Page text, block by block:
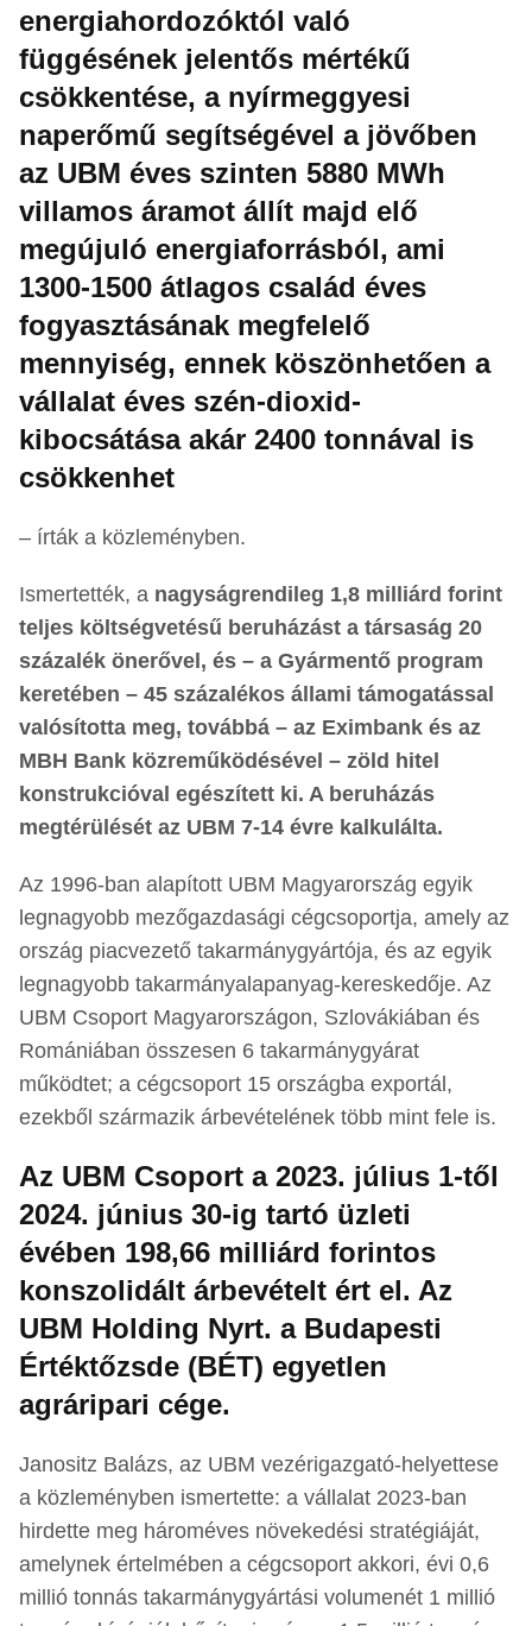
energiahordozóktól való
függésének jelentős mértékű
csökkentése, a nyírmeggyesi
naperőmű segítségével a jövőben
az UBM éves szinten 5880 MWh
villamos áramot állít majd elő
megújuló energiaforrásból, ami
1300-1500 átlagos család éves
fogyasztásának megfelelő
mennyiség, ennek köszönhetően a
vállalat éves szén-dioxid-
kibocsátása akár 2400 tonnával is
csökkenhet
– írták a közleményben.
Ismertették, a nagyságrendileg 1,8 milliárd forint
teljes költségvetésű beruházást a társaság 20
százalék önerővel, és – a Gyármentő program
keretében – 45 százalékos állami támogatással
valósította meg, továbbá – az Eximbank és az
MBH Bank közreműködésével – zöld hitel
konstrukcióval egészített ki. A beruházás
megtérülését az UBM 7-14 évre kalkulálta.
Az 1996-ban alapított UBM Magyarország egyik
legnagyobb mezőgazdasági cégcsoportja, amely az
ország piacvezető takarmánygyártója, és az egyik
legnagyobb takarmányalapanyag-kereskedője. Az
UBM Csoport Magyarországon, Szlovákiában és
Romániában összesen 6 takarmánygyárat
működtet; a cégcsoport 15 országba exportál,
ezekből származik árbevételének több mint fele is.
Az UBM Csoport a 2023. július 1-től
2024. június 30-ig tartó üzleti
évében 198,66 milliárd forintos
konszolidált árbevételt ért el. Az
UBM Holding Nyrt. a Budapesti
Értéktőzsde (BÉT) egyetlen
agráripari cége.
Janositz Balázs, az UBM vezérigazgató-helyettese
a közleményben ismertette: a vállalat 2023-ban
hirdette meg hároméves növekedési stratégiáját,
amelynek értelmében a cégcsoport akkori, évi 0,6
millió tonnás takarmánygyártási volumenét 1 millió